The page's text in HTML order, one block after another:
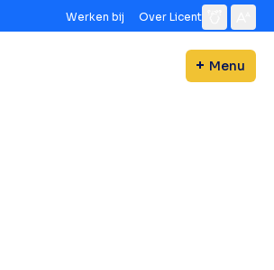
Werken bij Over Licent
Menu